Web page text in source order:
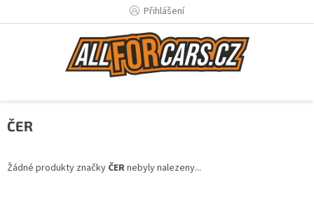
Přihlášení
ČER
Žádné produkty značky ČERnebyly nalezeny...